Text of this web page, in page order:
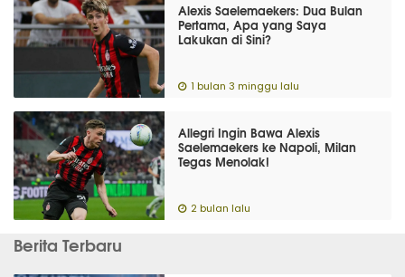
Alexis Saelemaekers: Dua Bulan
Pertama, Apa yang Saya
Lakukan di Sini?
1 bulan 3 minggu lalu
Allegri Ingin Bawa Alexis
Saelemaekers ke Napoli, Milan
Tegas Menolak!
2 bulan lalu
Berita Terbaru